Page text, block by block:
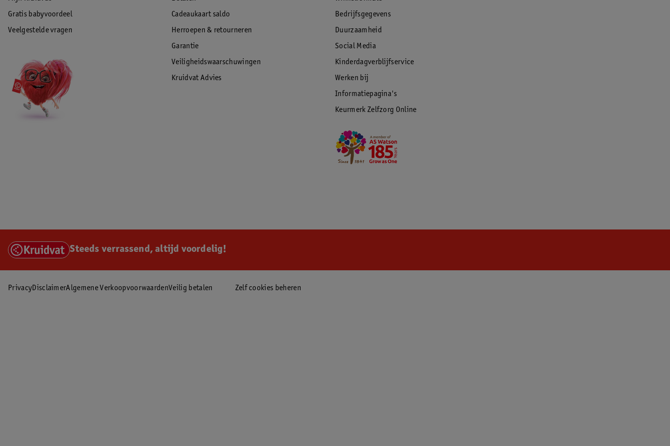
Gratis babyvoordeel
Veelgestelde vragen
Cadeaukaart saldo
Herroepen & retourneren
Garantie
Veiligheidswaarschuwingen
Kruidvat Advies
Bedrijfsgegevens
Duurzaamheid
Social Media
Kinderdagverblijfservice
Werken bij
Informatiepagina's
Keurmerk Zelfzorg Online
Steeds verrassend, altijd voordelig!
PrivacyDisclaimerAlgemene VerkoopvoorwaardenVeilig betalen Zelf cookies beheren